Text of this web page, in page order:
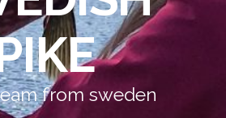
from sweden